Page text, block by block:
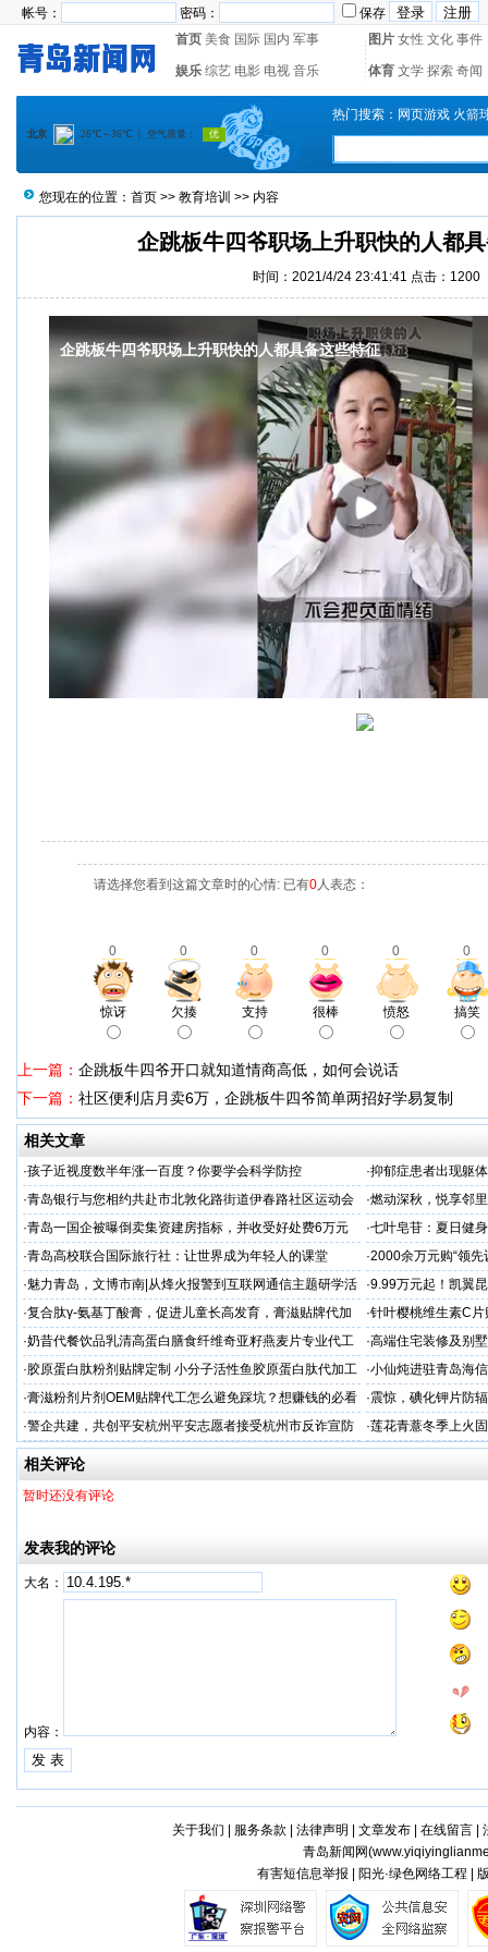
帐号： 密码：
保存
首页 美食 国际 国内 军事 图片 女性 文化 事件
娱乐 综艺 电影 电视 音乐 体育 文学 探索 奇闻
热门搜索： 网页游戏 火箭
您现在的位置： 首页 >> 教育培训 >> 内容
企跳板牛四爷职场上升职快的人都
时间：2021/4/24 23:41:41 点击：1200
请选择您看到这篇文章时的心情: 已有0人表态：
0 0 0 0 0 0
惊讶 欠揍 支持 很棒 愤怒 搞笑
上一篇： 企跳板牛四爷开口就知道情商高低，如何会说话
下一篇： 社区便利店月卖6万，企跳板牛四爷简单两招好学易复制
相关文章
·孩子近视度数半年涨一百度？你要学会科学防控 ·抑郁症患者出现躯
·青岛银行与您相约共赴市北敦化路街道伊春路社区运动会 ·燃动深秋，悦享邻
顾暖心上映
·青岛一国企被曝倒卖集资建房指标，并收受好处费6万元 ·七叶皂苷：夏日健
·​青岛高校联合国际旅行社：让世界成为年轻人的课堂 ·2000余万元购“领先
·魅力青岛，文博市南|从烽火报警到互联网通信主题研学活
动精彩掠影
·9.99万元起！凯翼
·复合肽γ-氨基丁酸膏，促进儿童长高发育，膏滋贴牌代加
工厂家
·针叶樱桃维生素C
加工
·奶昔代餐饮品乳清高蛋白膳食纤维奇亚籽燕麦片专业代工
厂家
·高端住宅装修及别
会，共谋商机
·胶原蛋白肽粉剂贴牌定制 小分子活性鱼胶原蛋白肽代加工 ·小仙炖进驻青岛海
·膏滋粉剂片剂OEM贴牌代工怎么避免踩坑？想赚钱的必看 ·震惊，碘化钾片防
务商
·警企共建，共创平安杭州平安志愿者接受杭州市反诈宣防
人才专项培训
·莲花青薏冬季上火
工厂
相关评论
暂时还没有评论
发表我的评论
大名：
内容：
关于我们 服务条款 法律声明 文章发布| 在线留言|
青岛新闻网(
有害短信息举报 | 阳光·绿色网络工程 |